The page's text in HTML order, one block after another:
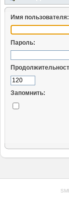
Имя пользователя:
Пароль:
Запомнить: